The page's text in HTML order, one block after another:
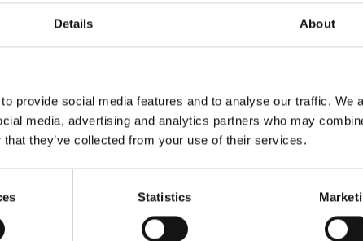
Details About
provide social media features and to analyse our traffic. We
media, advertising and analytics partners who may
they’ve collected from your use of their services.
Statistics
Som udstiller på Transport 2027 tildeles I en
hjemmeside. Her kan I oprette produkter i
nyheder og cases, dele ud af fagspecifik
Vær synlig for hele branchen før, under og efter
Læs mere om mulighederne